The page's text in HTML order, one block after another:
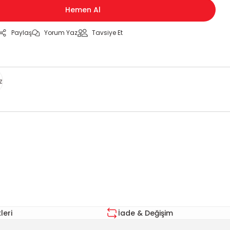
Hemen Al
Paylaş Yorum Yaz Tavsiye Et
İade & Değişim